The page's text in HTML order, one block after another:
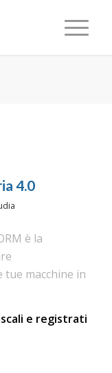
4.0
è la
tue macchine in
e registrati